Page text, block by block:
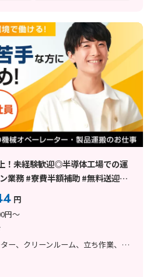
！未経験歓迎◎半導体工場での運
業務 #寮費半額補助 #無料送迎あ
円
円～
マシンオペレーター、クリーンルーム、立ち作業、その他